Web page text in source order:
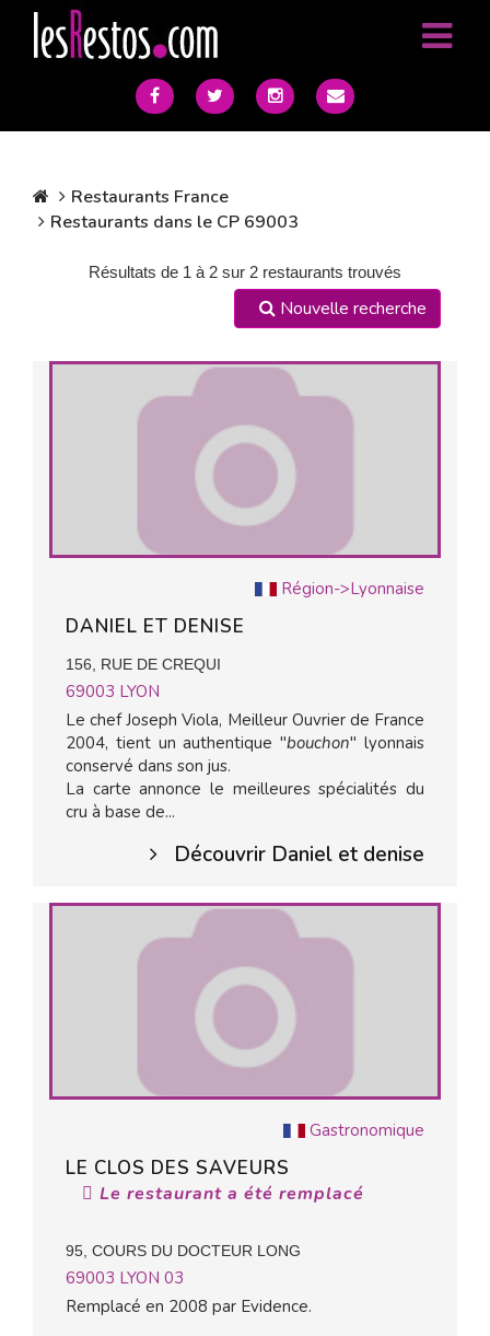
Restaurants France
Restaurants dans le CP 69003
Résultats de 1 à 2 sur 2 restaurants trouvés
Nouvelle recherche
Région->Lyonnaise
DANIEL ET DENISE
156, RUE DE CREQUI
69003 LYON
Le chef Joseph Viola, Meilleur Ouvrier de France
2004, tient un authentique "bouchon" lyonnais
conservé dans son jus.
La carte annonce le meilleures spécialités du
cru à base de...
Découvrir Daniel et denise
Gastronomique
LE CLOS DES SAVEURS
Le restaurant a été remplacé
95, COURS DU DOCTEUR LONG
69003 LYON 03
Remplacé en 2008 par Evidence.